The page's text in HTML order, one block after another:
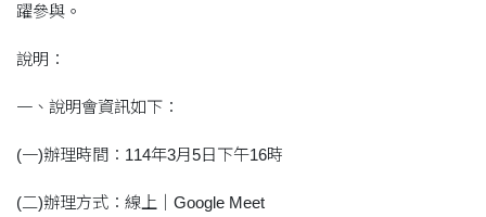
躍參與。
說明：
一、說明會資訊如下：
(一)辦理時間：114年3月5日下午16時
(二)辦理方式：線上｜Google Meet